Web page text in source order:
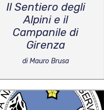
Il Sentiero degli
Alpini e il
Campanile di
Girenza
di Mauro Brusa